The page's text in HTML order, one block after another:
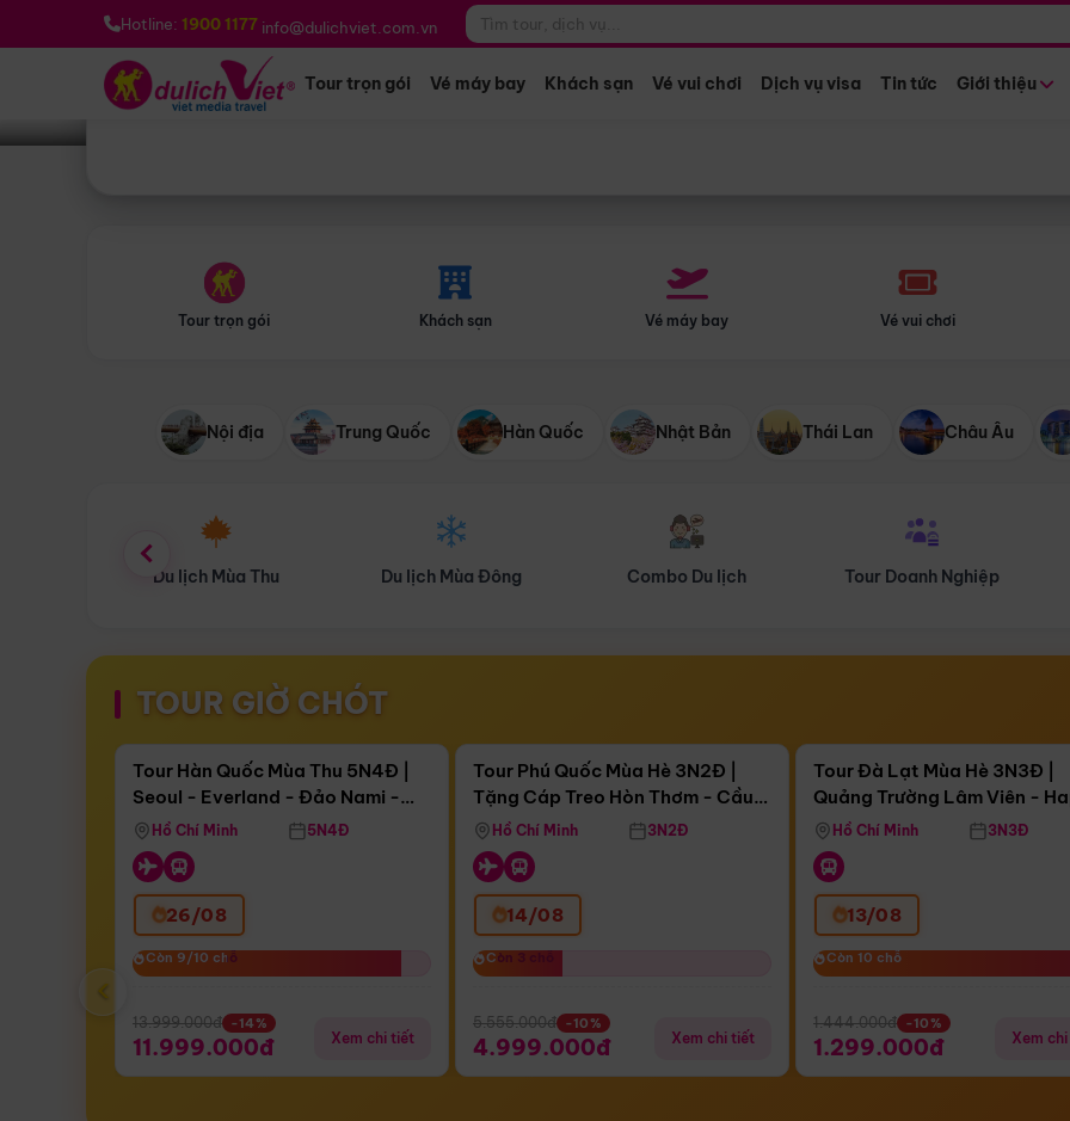
Hotline: 1900 1177 info@dulichviet.com.vn
Tour trọn gói Vé máy bay Khách sạn Vé vui chơi Dịch vụ visa Tin tức Giới thiệu
Bạn muốn đi đâu? *
Tour trọn gói Khách sạn Vé máy bay Vé vui chơi
Nội địa Trung Quốc Hàn Quốc Nhật Bản Thái Lan Châu Âu
Du lịch Mùa Đông Combo Du lịch Tour Doanh Nghiệp Du lịch Hành Hương
TOUR GIỜ CHÓT
Còn17 ngày 16:05:06
Bay Sun Phuquoc Airways
Điểm nổi bật
Tour Hàn Quốc Mùa Thu 5N4Đ |
Seoul - Everland - Đảo Nami -
Tháp Namsan (Bay Sun Phuquoc
Airways)
Hồ Chí Minh 5N4Đ
26/08
Còn 9/10 chỗ
Còn 9/10 chỗ
13.999.000đ -14%
11.999.000đ Xem chi tiết
Còn05 ngày 16:05:06
Tặng Cáp Treo Hòn Thơm
Tour Phú Quốc Mùa Hè 3N2Đ |
Tặng Cáp Treo Hòn Thơm - Cầu
Hôn - Công Viên Nước Aquatopia
Hồ Chí Minh 3N2Đ
14/08
Còn 3 chỗ
Còn 3 chỗ
5.555.000đ -10%
4.999.000đ Xem chi tiết
Còn04 ngày 16:05:06
Tour Đà Lạt Mùa Hè 3N3Đ |
Quảng Trường Lâm Viên -
Hill - Puppy Farm
Hồ Chí Minh 3N3Đ
13/08
Còn 10 chỗ
Còn 10 chỗ
1.444.000đ -10%
1.299.000đ Xem
‹